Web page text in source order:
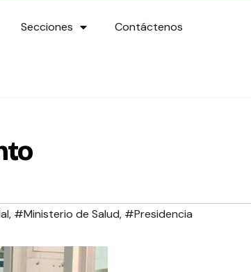
Secciones Contáctenos
, #Ministerio de Salud, #Presidencia